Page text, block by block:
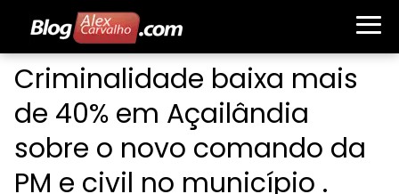
Criminalidade baixa mais
de 40% em Açailândia
sobre o novo comando da
PM e civil no município .